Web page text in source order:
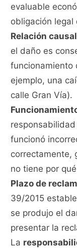
evaluable
obligación legal
Relación causal
el daño es
funcionamiento
ejemplo, una
calle Gran Vía).
funcionó
correctamente,
no tiene por
Plazo de
39/2015
se produjo el
presentar la
La